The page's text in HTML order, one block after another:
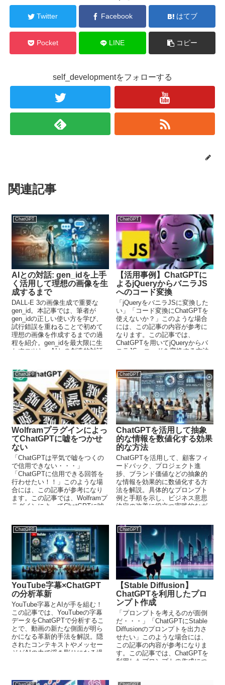
Twitter Facebook はてブ
Pocket LINE コピー
self_developmentをフォローする
関連記事
ChatGPT
AIとの対話: gen_idを上手
く活用して理想の画像を生
成するまで
DALL-E 3の画像生成で重要な
gen_id。本記事では、筆者が
gen_idの正しい使い方を学び、
試行錯誤を重ねることで初めて
理想の画像を作成するまでの過
程を紹介。gen_idを最大限に生
かすコツと、AIとの創造的対話
ChatGPT
【活用事例】ChatGPTに
よるjQueryからバニラJS
へのコード変換
「jQueryをバニラJSに変換した
い」「コード変換にChatGPTを
使えないか？」このような場合
には、この記事の内容が参考に
なります。この記事では、
ChatGPTを用いてjQueryからバ
ニラJSへコードを変換する方法
ChatGPT
Wolframプラグインによっ
てChatGPTに嘘をつかせ
ない
「ChatGPTは平気で嘘をつくの
で信用できない・・・」
「ChatGPTに信用できる回答を
行わせたい！！」このような場
合には、この記事が参考になり
ます。この記事では、Wolframプ
ラグインによってChatGPTに嘘
ChatGPT
ChatGPTを活用して抽象
的な情報を数値化する効果
的な方法
ChatGPTを活用して、顧客フィ
ードバック、プロジェクト進
捗、ブランド価値などの抽象的
な情報を効果的に数値化する方
法を解説。具体的なプロンプト
例と手順を示し、ビジネス意思
決定の改善に役立つ実践的なガ
ChatGPT
YouTube字幕×ChatGPT
の分析革新
YouTube字幕とAIが手を組む！
この記事では、YouTubeの字幕
データをChatGPTで分析するこ
とで、動画の新たな側面が明ら
かになる革新的手法を解説。隠
されたコンテキストやメッセー
ジがAIの力で浮き彫りになる過
ChatGPT
【Stable Diffusion】
ChatGPTを利用したプロ
ンプト作成
「プロンプトを考えるのが面倒
だ・・・」「ChatGPTにStable
Diffusionのプロンプトを出力さ
せたい」このような場合には、
この記事の内容が参考になりま
す。この記事では、ChatGPTを
利用したプロンプトの作成につ